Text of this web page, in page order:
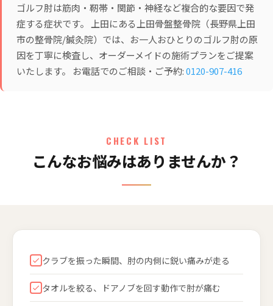
ゴルフ肘は筋肉・靭帯・関節・神経など複合的な要因で発
症する症状です。 上田にある上田骨盤整骨院（長野県上田
市の整骨院/鍼灸院）では、お一人おひとりのゴルフ肘の原
因を丁寧に検査し、オーダーメイドの施術プランをご提案
いたします。 お電話でのご相談・ご予約:0120-907-416
CHECK LIST
こんなお悩みはありませんか？
クラブを振った瞬間、肘の内側に鋭い痛みが走る
タオルを絞る、ドアノブを回す動作で肘が痛む